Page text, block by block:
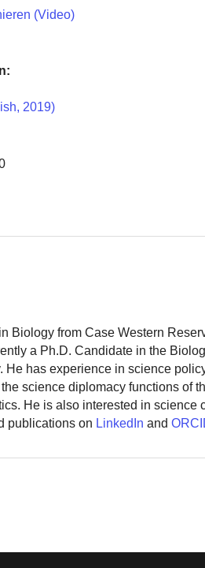
(Video)
2019)
Biology from Case Western
a Ph.D. Candidate in the
He has experience in science
science diplomacy functions of
He is also interested in science
publications on LinkedIn and